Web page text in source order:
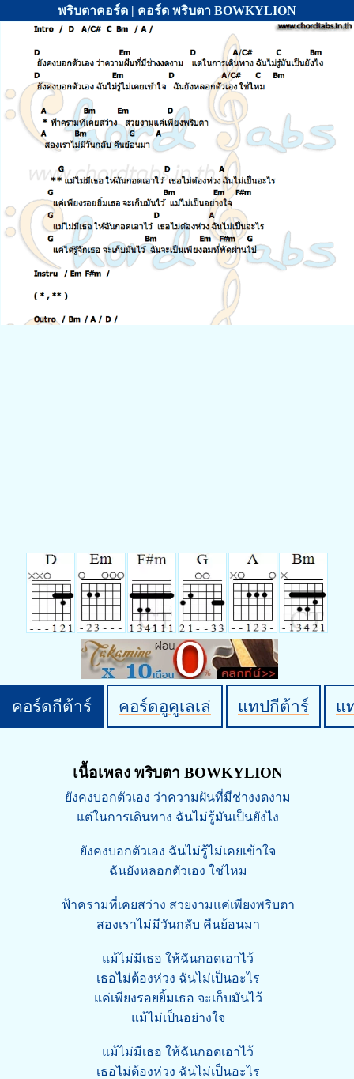
พริบตาคอร์ด | คอร์ด พริบตา BOWKYLION
คอร์ดกีต้าร์ คอร์ดอูคูเลเล่ แทปกีต้าร์ แ
เนื้อเพลง พริบตา BOWKYLION
ยังคงบอกตัวเอง ว่าความฝันที่มีช่างงดงาม
แต่ในการเดินทาง ฉันไม่รู้มันเป็นยังไง
ยังคงบอกตัวเอง ฉันไม่รู้ไม่เคยเข้าใจ
ฉันยังหลอกตัวเอง ใช่ไหม
ฟ้าครามที่เคยสว่าง สวยงามแค่เพียงพริบตา
สองเราไม่มีวันกลับ คืนย้อนมา
แม้ไม่มีเธอ ให้ฉันกอดเอาไว้
เธอไม่ต้องห่วง ฉันไม่เป็นอะไร
แค่เพียงรอยยิ้มเธอ จะเก็บมันไว้
แม้ไม่เป็นอย่างใจ
แม้ไม่มีเธอ ให้ฉันกอดเอาไว้
เธอไม่ต้องห่วง ฉันไม่เป็นอะไร